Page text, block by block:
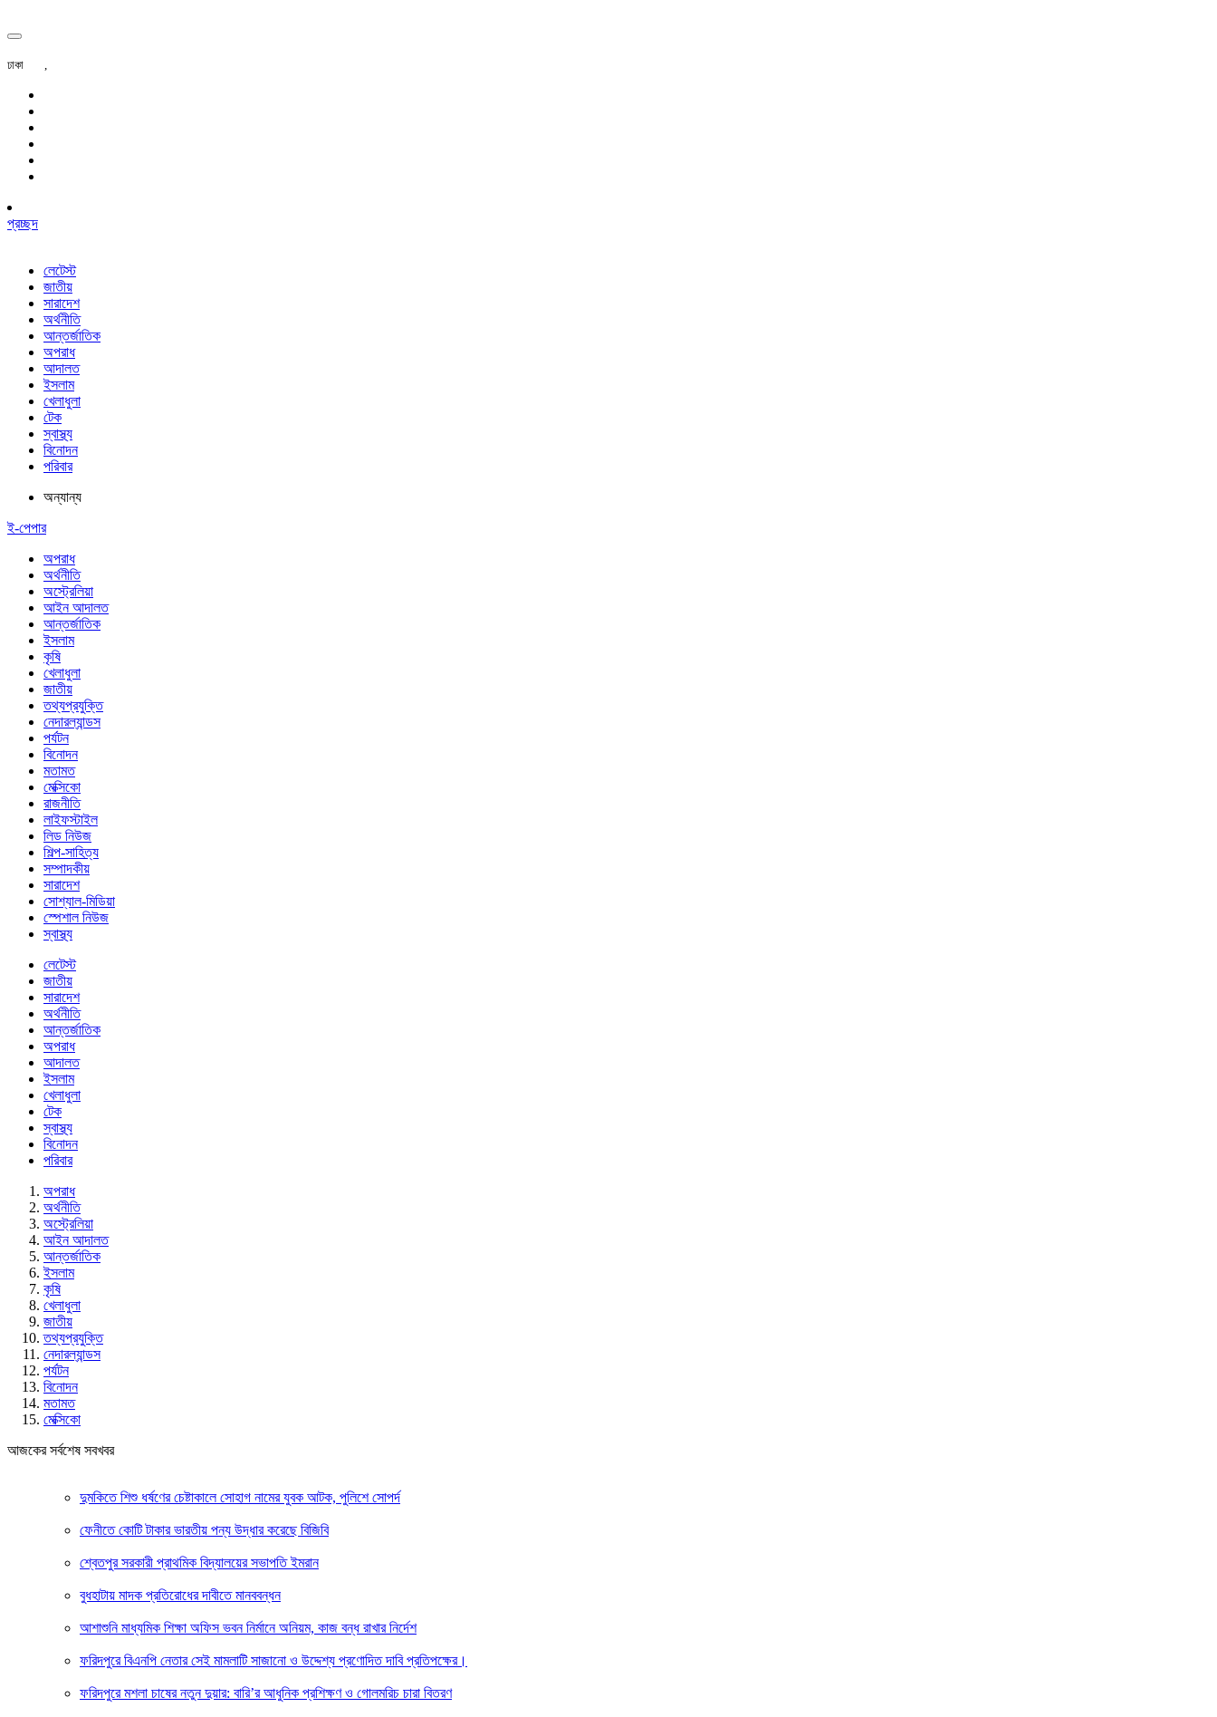
ঢাকা ,
প্রচ্ছদ
লেটেস্ট
জাতীয়
সারাদেশ
অর্থনীতি
আন্তর্জাতিক
অপরাধ
আদালত
ইসলাম
খেলাধুলা
টেক
স্বাস্থ্য
বিনোদন
পরিবার
অন্যান্য
ই-পেপার
অপরাধ
অর্থনীতি
অস্ট্রেলিয়া
আইন আদালত
আন্তর্জাতিক
ইসলাম
কৃষি
খেলাধুলা
জাতীয়
তথ্যপ্রযুক্তি
নেদারল্যান্ডস
পর্যটন
বিনোদন
মতামত
মেক্সিকো
রাজনীতি
লাইফস্টাইল
লিড নিউজ
শিল্প-সাহিত্য
সম্পাদকীয়
সারাদেশ
সোশ্যাল-মিডিয়া
স্পেশাল নিউজ
স্বাস্থ্য
লেটেস্ট
জাতীয়
সারাদেশ
অর্থনীতি
আন্তর্জাতিক
অপরাধ
আদালত
ইসলাম
খেলাধুলা
টেক
স্বাস্থ্য
বিনোদন
পরিবার
অপরাধ
অর্থনীতি
অস্ট্রেলিয়া
আইন আদালত
আন্তর্জাতিক
ইসলাম
কৃষি
খেলাধুলা
জাতীয়
তথ্যপ্রযুক্তি
নেদারল্যান্ডস
পর্যটন
বিনোদন
মতামত
মেক্সিকো
আজকের সর্বশেষ সবখবর
দুমকিতে শিশু ধর্ষণের চেষ্টাকালে সোহাগ নামের যুবক আটক, পুলিশে সোপর্দ
ফেনীতে কোটি টাকার ভারতীয় পন্য উদ্ধার করেছে বিজিবি
শ্বেতপুর সরকারী প্রাথমিক বিদ্যালয়ের সভাপতি ইমরান
বুধহাটায় মাদক প্রতিরোধের দাবীতে মানববন্ধন
আশাশুনি মাধ্যমিক শিক্ষা অফিস ভবন নির্মানে অনিয়ম, কাজ বন্ধ রাখার নির্দেশ
ফরিদপুরে বিএনপি নেতার সেই মামলাটি সাজানো ও উদ্দেশ্য প্রণোদিত দাবি প্রতিপক্ষের।
ফরিদপুরে মশলা চাষের নতুন দুয়ার: বারি’র আধুনিক প্রশিক্ষণ ও গোলমরিচ চারা বিতরণ